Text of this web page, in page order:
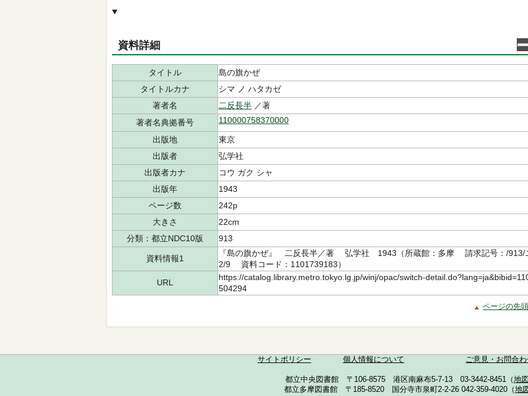
資料詳細
タイトル
島の旗かぜ
タイトルカナ
シマ ノ ハタカゼ
著者名
二反長半 ／著
著者名典拠番号
110000758370000
出版地
東京
出版者
弘学社
出版者カナ
コウ ガク シャ
出版年
1943
ページ数
242p
大きさ
22cm
分類：都立NDC10版
913
資料情報1
『島の旗かぜ』 二反長半／著 弘学社 1943（所蔵館：多摩 請求記号：/913/
2/9 資料コード：1101739183）
URL
https://catalog.library.metro.tokyo.lg.jp/winj/opac/switch-
504294
ページの先
サイトポリシー 個人情報について ご意見・お問合
都立中央図書館 〒106-8575 港区南麻布5-7-13 03-3442-8451（地
都立多摩図書館 〒185-8520 国分寺市泉町2-2-26 042-359-4020（地